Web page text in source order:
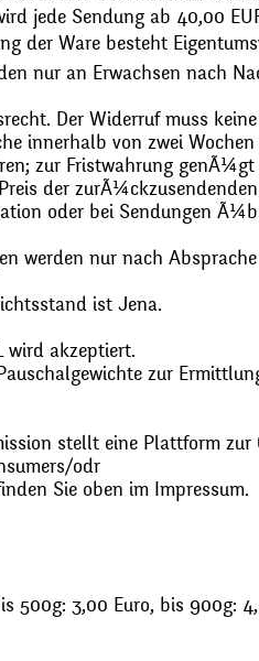
jede Sendung ab 40,00
der Ware besteht
nur an Erwachsen nach
Der Widerruf muss
innerhalb von zwei
zur Fristwahrung
der
oder bei Sendungen
werden nur nach
ist Jena.
wird akzeptiert.
zur
stellt eine Plattform
odr
Sie oben im Impressum.
500g: 3,00 Euro, bis 900g: